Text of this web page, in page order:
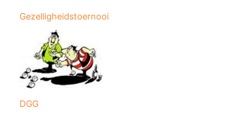
Gezelligheidstoernooi
DGG